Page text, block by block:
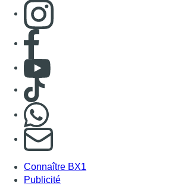
Consulter page Instagram
Consulter page Facebook
Consulter Youtube
Consulter TikTok
S'abonner à notre newsletter
Connaître BX1
Publicité